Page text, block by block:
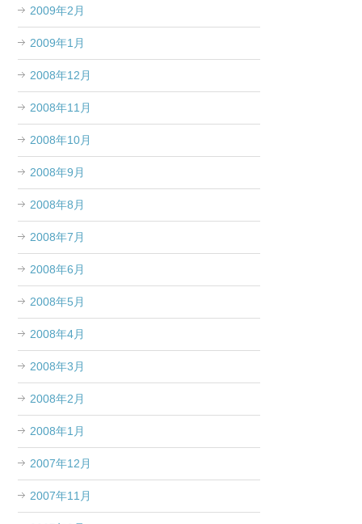
2009年2月
2009年1月
2008年12月
2008年11月
2008年10月
2008年9月
2008年8月
2008年7月
2008年6月
2008年5月
2008年4月
2008年3月
2008年2月
2008年1月
2007年12月
2007年11月